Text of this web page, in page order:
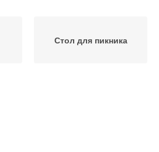
Стол для пикника